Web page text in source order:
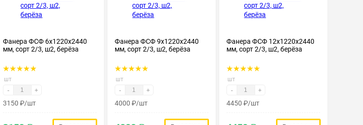
Фанера ФСФ 6х1220х2440
мм, сорт 2/3, ш2, берёза
шт
- +
3150 ₽/шт
Фанера ФСФ 9х1220х2440
мм, сорт 2/3, ш2, берёза
шт
- +
4000 ₽/шт
Фанера ФСФ 12х1220х2440
мм, сорт 2/3, ш2, берёза
шт
- +
4450 ₽/шт